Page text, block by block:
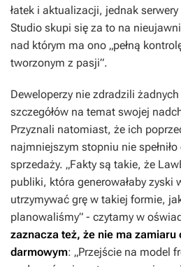
łatek i aktualizacji, jednak
Studio skupi się za to na
nad którym ma ono „pełną
tworzonym z pasji”.
Deweloperzy nie zdradzili
szczegółów na temat swojej
Przyznali natomiast, że ich
najmniejszym stopniu nie
sprzedaży. „Fakty są takie, że
publiki, która generowałaby zyski
utrzymywać grę w takiej formie,
planowaliśmy” - czytamy w
zaznacza też, że nie ma zamiaru
darmowym: „Przejście na model